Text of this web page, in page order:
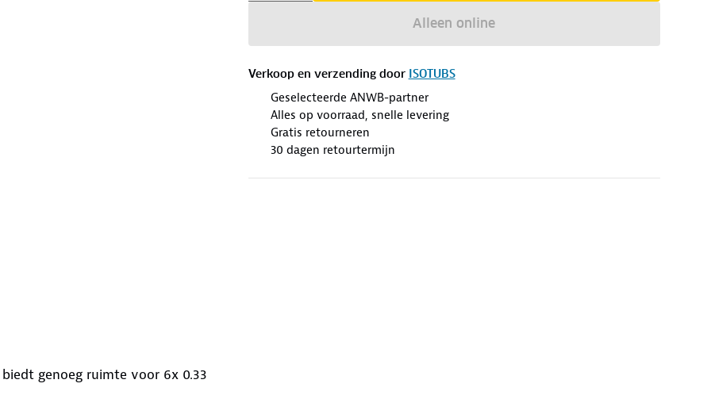
Alleen online
Verkoop en verzending door ISOTUBS
Geselecteerde ANWB-partner
Alles op voorraad, snelle levering
Gratis retourneren
30 dagen retourtermijn
genoeg ruimte voor 6x 0.33